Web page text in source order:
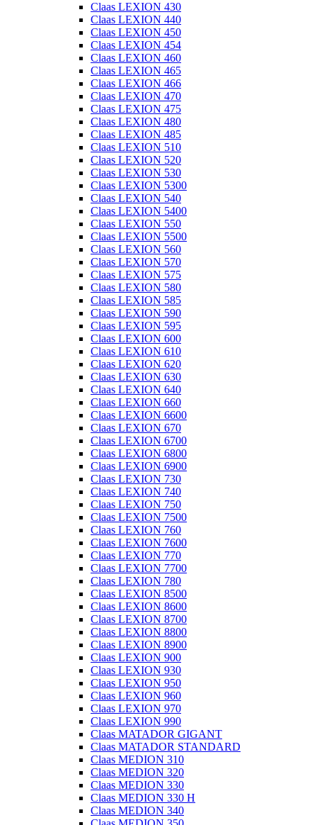
Claas LEXION 430
Claas LEXION 440
Claas LEXION 450
Claas LEXION 454
Claas LEXION 460
Claas LEXION 465
Claas LEXION 466
Claas LEXION 470
Claas LEXION 475
Claas LEXION 480
Claas LEXION 485
Claas LEXION 510
Claas LEXION 520
Claas LEXION 530
Claas LEXION 5300
Claas LEXION 540
Claas LEXION 5400
Claas LEXION 550
Claas LEXION 5500
Claas LEXION 560
Claas LEXION 570
Claas LEXION 575
Claas LEXION 580
Claas LEXION 585
Claas LEXION 590
Claas LEXION 595
Claas LEXION 600
Claas LEXION 610
Claas LEXION 620
Claas LEXION 630
Claas LEXION 640
Claas LEXION 660
Claas LEXION 6600
Claas LEXION 670
Claas LEXION 6700
Claas LEXION 6800
Claas LEXION 6900
Claas LEXION 730
Claas LEXION 740
Claas LEXION 750
Claas LEXION 7500
Claas LEXION 760
Claas LEXION 7600
Claas LEXION 770
Claas LEXION 7700
Claas LEXION 780
Claas LEXION 8500
Claas LEXION 8600
Claas LEXION 8700
Claas LEXION 8800
Claas LEXION 8900
Claas LEXION 900
Claas LEXION 930
Claas LEXION 950
Claas LEXION 960
Claas LEXION 970
Claas LEXION 990
Claas MATADOR GIGANT
Claas MATADOR STANDARD
Claas MEDION 310
Claas MEDION 320
Claas MEDION 330
Claas MEDION 330 H
Claas MEDION 340